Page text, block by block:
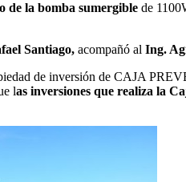
de la bomba sumergible de
Santiago, acompañó al Ing.
de inversión de CAJA
las inversiones que realiza la